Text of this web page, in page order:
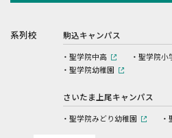
系列校 駒込キャンパス
聖学院中高 聖学院小
聖学院幼稚園
さいたま上尾キャンパス
聖学院みどり幼稚園